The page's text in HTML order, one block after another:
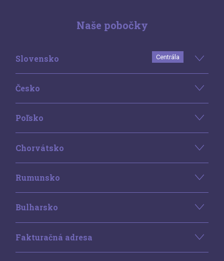
Naše pobočky
Slovensko Centrála
Česko
Poľsko
Chorvátsko
Rumunsko
Bulharsko
Fakturačná adresa